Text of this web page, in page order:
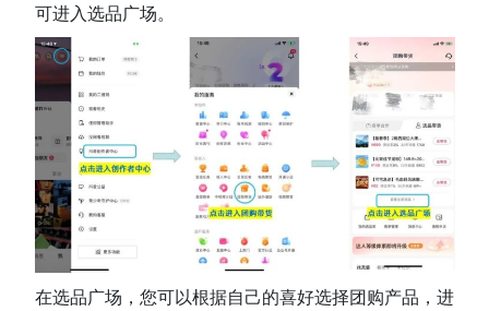
可进入选品广场。
在选品广场，您可以根据自己的喜好选择团购产品，进